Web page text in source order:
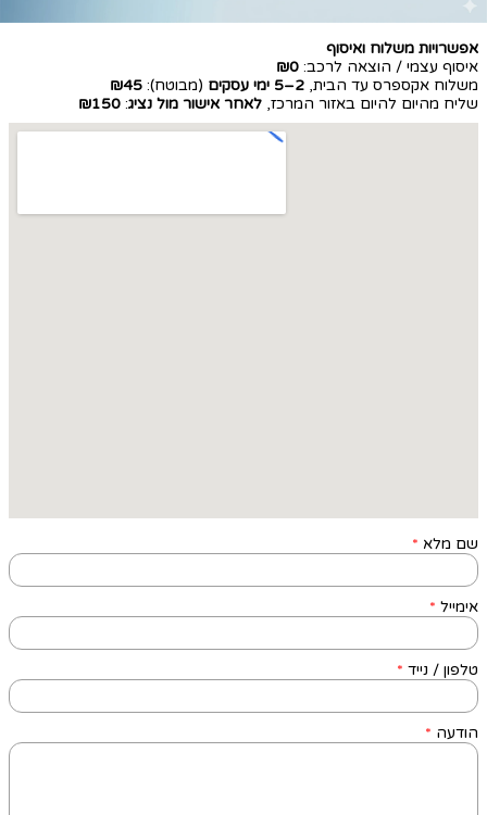
אפשרויות משלוח ואיסוף
איסוף עצמי / הוצאה לרכב: ₪0
משלוח אקספרס עד הבית, 2–5 ימי עסקים (מבוטח): ₪45
שליח מהיום להיום באזור המרכז, לאחר אישור מול נציג:
₪150
שם מלא *
אימייל *
טלפון / נייד *
הודעה *